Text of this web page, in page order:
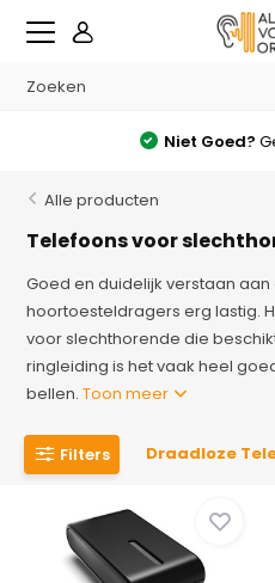
Gratis
Alle producten
Telefoons voor
Goed en duidelijk verstaan
hoortoesteldragers erg lastig.
voor slechthorende die
ringleiding is het vaak heel
bellen.Toon meer
Filters Draadloze